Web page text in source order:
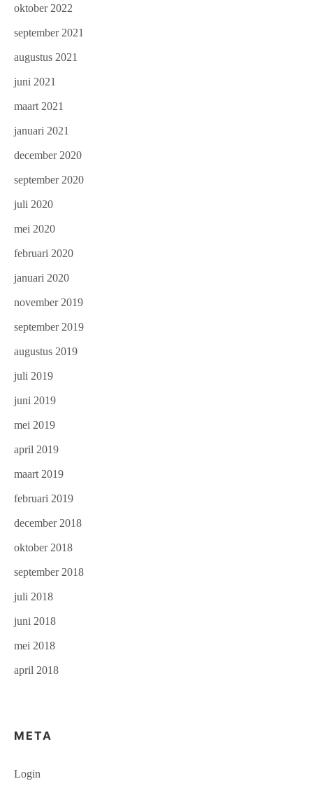
oktober 2022
september 2021
augustus 2021
juni 2021
maart 2021
januari 2021
december 2020
september 2020
juli 2020
mei 2020
februari 2020
januari 2020
november 2019
september 2019
augustus 2019
juli 2019
juni 2019
mei 2019
april 2019
maart 2019
februari 2019
december 2018
oktober 2018
september 2018
juli 2018
juni 2018
mei 2018
april 2018
META
Login